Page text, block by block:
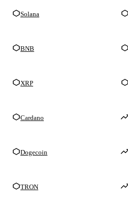
Solana
BNB
XRP
Cardano
Dogecoin
TRON